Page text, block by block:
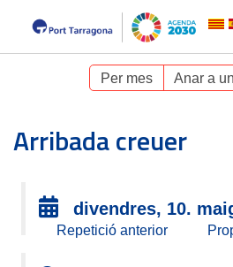
Per mes Anar a
Arribada creuer
divendres, 10.
Repetició anterior